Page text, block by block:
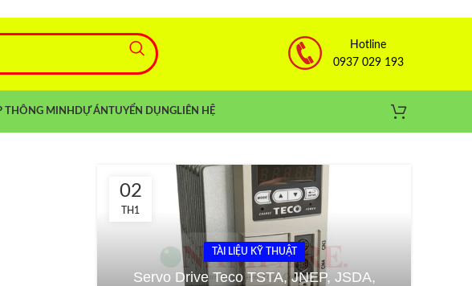
Hotline
0937 029 193
THÔNG MINH DỰ ÁNTUYỂN DỤNGLIÊN HỆ
Ty
02
TH1
TÀI LIỆU KỸ THUẬT
Servo Drive Teco TSTA, JNEP, JSDA,